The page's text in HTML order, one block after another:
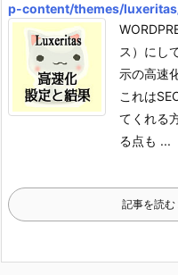
p-content/themes/
ス）にし
示の高速
これは
てくれる
る点も ...
記事を読む